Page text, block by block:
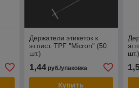
Держатели этикеток к
эт.пист. TPF "Micron" (50
шт.)
1,44руб./упаковка
Купить